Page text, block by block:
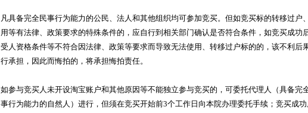
凡具备完全民事行为能力的公民、法人和其他组织均可参加竞买。但如竞买标的转移过户
用等有法律、政策要求的特殊条件的，应自行到相关部门确认是否符合条件，如竞买成功
受人资格条件等不符合因法律、政策等要求而导致无法使用、转移过户标的的，该不利后
行承担，因此而悔拍的，将承担悔拍责任。
如参与竞买人未开设淘宝账户和其他原因等不能独立参与竞买的，可委托代理人（具备完
事行为能力的自然人）进行，但须在竞买开始前3个工作日向本院办理委托手续；竞买成功